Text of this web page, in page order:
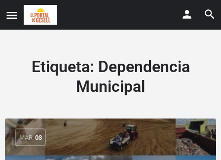
Etiqueta: Dependencia
Municipal
MAR 03